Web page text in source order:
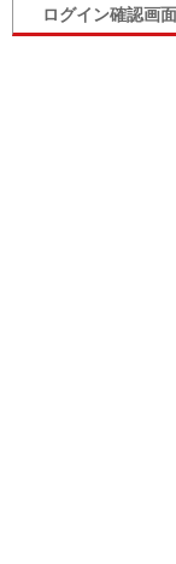
ログイン確認画面